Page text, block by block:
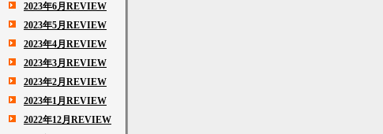
2023年6月REVIEW
2023年5月REVIEW
2023年4月REVIEW
2023年3月REVIEW
2023年2月REVIEW
2023年1月REVIEW
2022年12月REVIEW